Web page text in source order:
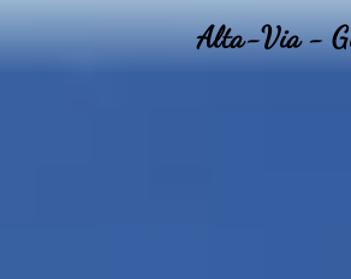
Alta-Via -